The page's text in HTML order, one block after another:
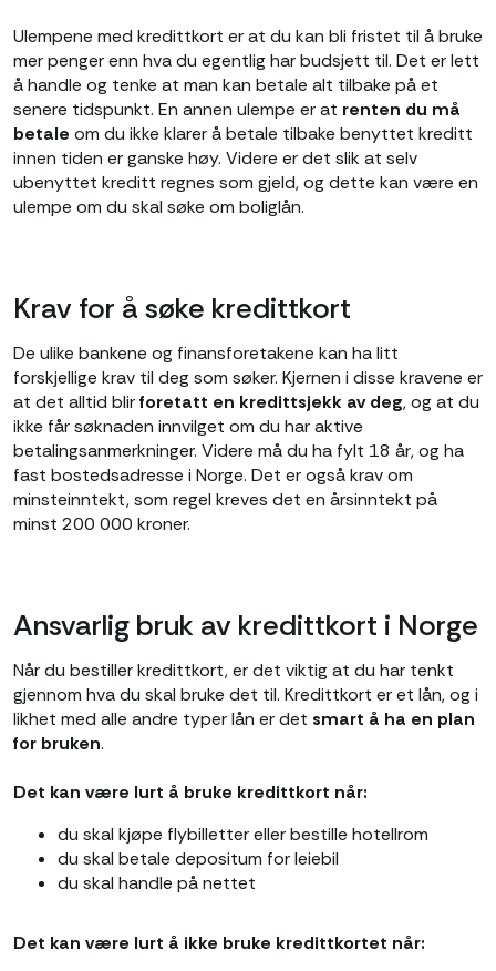
Ulempene med kredittkort er at du kan bli fristet til å bruke
mer penger enn hva du egentlig har budsjett til. Det er lett
å handle og tenke at man kan betale alt tilbake på et
senere tidspunkt. En annen ulempe er at renten du må
betale om du ikke klarer å betale tilbake benyttet kreditt
innen tiden er ganske høy. Videre er det slik at selv
ubenyttet kreditt regnes som gjeld, og dette kan være en
ulempe om du skal søke om boliglån.
Krav for å søke kredittkort
De ulike bankene og finansforetakene kan ha litt
forskjellige krav til deg som søker. Kjernen i disse kravene er
at det alltid blirforetatt en kredittsjekk av deg, og at du
ikke får søknaden innvilget om du har aktive
betalingsanmerkninger. Videre må du ha fylt 18 år, og ha
fast bostedsadresse i Norge. Det er også krav om
minsteinntekt, som regel kreves det en årsinntekt på
minst 200 000 kroner.
Ansvarlig bruk av kredittkort i Norge
Når du bestiller kredittkort, er det viktig at du har tenkt
gjennom hva du skal bruke det til. Kredittkort er et lån, og i
likhet med alle andre typer lån er det smart å ha en plan
for bruken.
Det kan være lurt å bruke kredittkort når:
du skal kjøpe flybilletter eller bestille hotellrom
du skal betale depositum for leiebil
du skal handle på nettet
Det kan være lurt å ikke bruke kredittkortet når: